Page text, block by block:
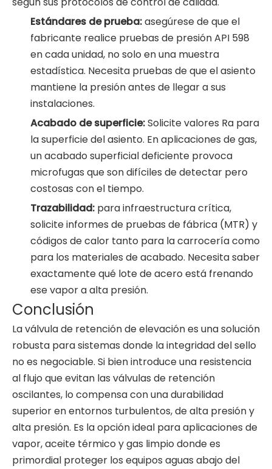
Estándares de prueba:asegúrese de que el
fabricante realice pruebas de presión API 598
en cada unidad, no solo en una muestra
estadística. Necesita pruebas de que el asiento
mantiene la presión antes de llegar a sus
instalaciones.
Acabado de superficie:Solicite valores Ra para
la superficie del asiento. En aplicaciones de gas,
un acabado superficial deficiente provoca
microfugas que son difíciles de detectar pero
costosas con el tiempo.
Trazabilidad: para infraestructura crítica,
solicite informes de pruebas de fábrica (MTR) y
códigos de calor tanto para la carrocería como
para los materiales de acabado. Necesita saber
exactamente qué lote de acero está frenando
ese vapor a alta presión.
Conclusión
La válvula de retención de elevación es una solución
robusta para sistemas donde la integridad del sello
no es negociable. Si bien introduce una resistencia
al flujo que evitan las válvulas de retención
oscilantes, lo compensa con una durabilidad
superior en entornos turbulentos, de alta presión y
alta presión. Es la opción ideal para aplicaciones de
vapor, aceite térmico y gas limpio donde es
primordial proteger los equipos aguas abajo del